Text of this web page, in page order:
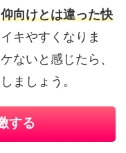
仰向けとは違った快
キやすくなりま
ないと感じたら、
ましょう。
する